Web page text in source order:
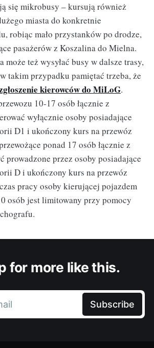
się mikrobusy – kursują również
miasta do konkretnie
robiąc mało przystanków po drodze,
pasażerów z Koszalina do Mielna.
może też wysyłać busy w dalsze trasy,
takim przypadku pamiętać trzeba, że
kierowców do MiLoG.
10-17 osób łącznie z
wyłącznie osoby posiadające
D1 i ukończony kurs na przewóz
ponad 17 osób łącznie z
prowadzone przez osoby posiadające
D i ukończony kurs na przewóz
pracy osoby kierującej pojazdem
osób jest limitowany przy pomocy
for more like this.
Subscribe